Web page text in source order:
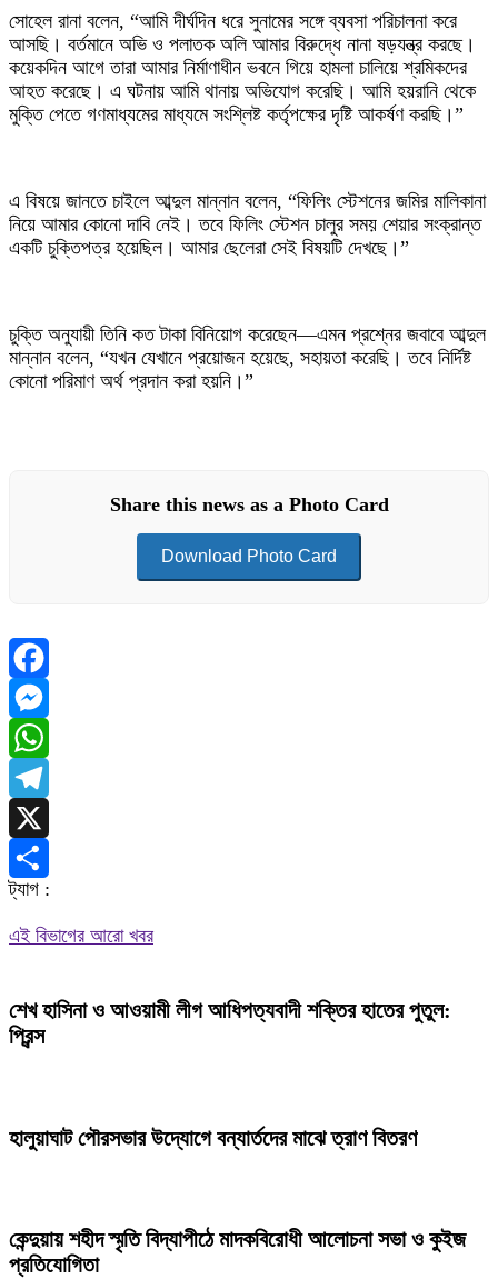
সোহেল রানা বলেন, “আমি দীর্ঘদিন ধরে সুনামের সঙ্গে ব্যবসা পরিচালনা করে
আসছি। বর্তমানে অভি ও পলাতক অলি আমার বিরুদ্ধে নানা ষড়যন্ত্র করছে।
কয়েকদিন আগে তারা আমার নির্মাণাধীন ভবনে গিয়ে হামলা চালিয়ে শ্রমিকদের
আহত করেছে। এ ঘটনায় আমি থানায় অভিযোগ করেছি। আমি হয়রানি থেকে
মুক্তি পেতে গণমাধ্যমের মাধ্যমে সংশ্লিষ্ট কর্তৃপক্ষের দৃষ্টি আকর্ষণ করছি।”
এ বিষয়ে জানতে চাইলে আব্দুল মান্নান বলেন, “ফিলিং স্টেশনের জমির মালিকানা
নিয়ে আমার কোনো দাবি নেই। তবে ফিলিং স্টেশন চালুর সময় শেয়ার সংক্রান্ত
একটি চুক্তিপত্র হয়েছিল। আমার ছেলেরা সেই বিষয়টি দেখছে।”
চুক্তি অনুযায়ী তিনি কত টাকা বিনিয়োগ করেছেন—এমন প্রশ্নের জবাবে আব্দুল
মান্নান বলেন, “যখন যেখানে প্রয়োজন হয়েছে, সহায়তা করেছি। তবে নির্দিষ্ট
কোনো পরিমাণ অর্থ প্রদান করা হয়নি।”
Share this news as a Photo Card
Download Photo Card
Facebook
Messenger
WhatsApp
Telegram
X
Share
ট্যাগ :
এই বিভাগের আরো খবর
শেখ হাসিনা ও আওয়ামী লীগ আধিপত্যবাদী শক্তির হাতের পুতুল:
প্রিন্স
হালুয়াঘাট পৌরসভার উদ্যোগে বন্যার্তদের মাঝে ত্রাণ বিতরণ
কেন্দুয়ায় শহীদ স্মৃতি বিদ্যাপীঠে মাদকবিরোধী আলোচনা সভা ও কুইজ
প্রতিযোগিতা